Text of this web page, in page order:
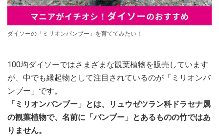
ダイソーの「ミリオンバンブー」を育ててみたい！
100均ダイソーではさまざまな観葉植物を販売しています
が、中でも縁起物として注目されているのが「ミリオンバ
ンブー」です。
「ミリオンバンブー」とは、リュウゼツラン科ドラセナ属
の観葉植物で、名前に「バンブー」とあるものの竹ではあ
りません。